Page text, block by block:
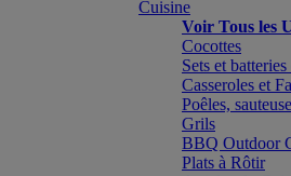
Cuisine
Voir Tous les
Cocottes
Sets et
Casseroles et
Poêles,
Grils
BBQ Outdoor
Plats à Rôtir